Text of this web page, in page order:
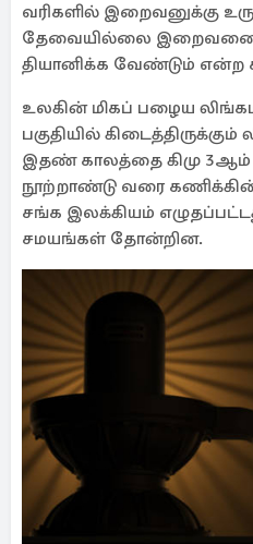
வரிகளில் இறைவனுக்கு
தேவையில்லை இறைவனை
தியானிக்க வேண்டும் என்ற
உலகின் மிகப் பழைய
பகுதியில்
இதண் காலத்தை கிமு 3ஆம்
நூற்றாண்டு வரை
சங்க இலக்கியம்
சமயங்கள் தோன்றின.